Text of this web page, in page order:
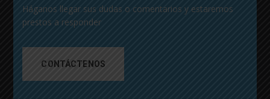
Háganos llegar sus dudas o comentarios y estaremos
prestos a responder
CONTÁCTENOS